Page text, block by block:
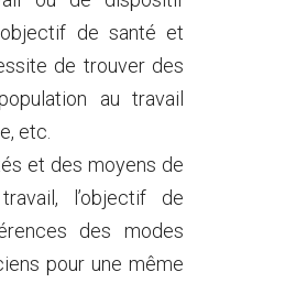
de santé et
de trouver des
au travail
etc.
et des moyens de
l’objectif de
des modes
pour une même